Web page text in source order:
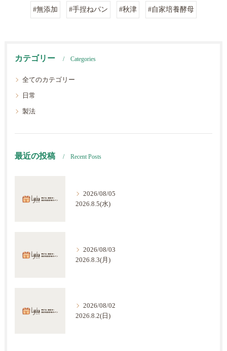
#無添加 #手捏ねパン #秋津 #自家培養酵母
カテゴリー Categories
全てのカテゴリー
日常
製法
最近の投稿 Recent Posts
2026/08/05
2026.8.5(水)
2026/08/03
2026.8.3(月)
2026/08/02
2026.8.2(日)